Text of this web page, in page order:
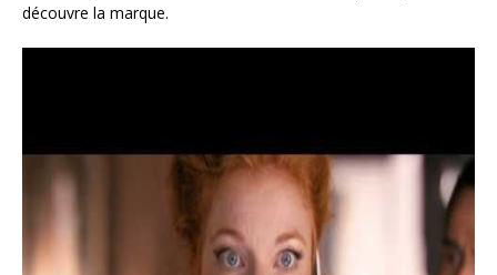
découvre la marque.